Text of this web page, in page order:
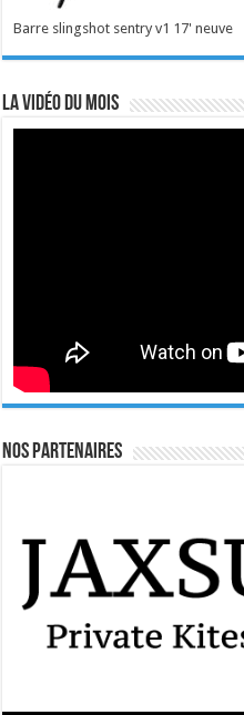
Barre slingshot sentry v1 17' neuve
La vidéo du mois
Nos Partenaires